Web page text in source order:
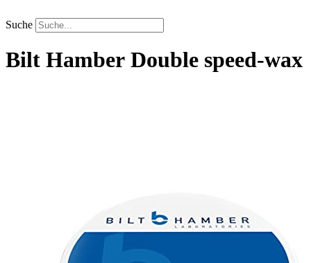
Inhalt
springen
Suche
Bilt Hamber Double speed-wax